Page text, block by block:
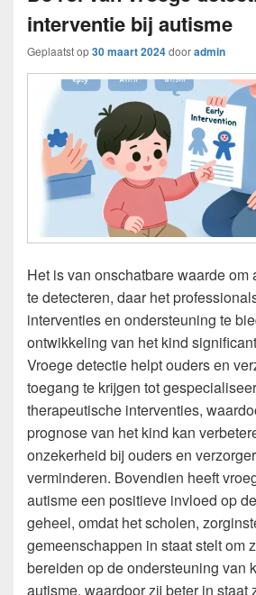
interventie bij autisme
Geplaatst op30 maart 2024dooradmin
Het is van onschatbare waarde om
te detecteren, daar het
interventies en ondersteuning te
ontwikkeling van het kind
Vroege detectie helpt ouders en
toegang te krijgen tot
therapeutische interventies,
prognose van het kind kan
onzekerheid bij ouders en
verminderen. Bovendien heeft
autisme een positieve invloed op
geheel, omdat het scholen,
gemeenschappen in staat stelt om
bereiden op de ondersteuning van
autisme, waardoor zij beter in staat